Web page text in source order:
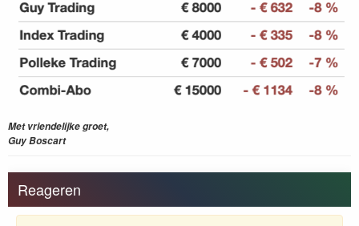
Met vriendelijke groet,
Guy Boscart
Reageren